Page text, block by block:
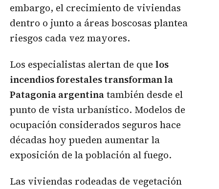
embargo, el crecimiento de viviendas
dentro o junto a áreas boscosas plantea
riesgos cada vez mayores.
Los especialistas alertan de que los
incendios forestales transforman la
Patagonia argentinatambién desde el
punto de vista urbanístico. Modelos de
ocupación considerados seguros hace
décadas hoy pueden aumentar la
exposición de la población al fuego.
Las viviendas rodeadas de vegetación